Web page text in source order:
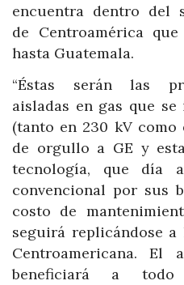
encuentra dentro del
de Centroamérica
hasta Guatemala.
“Éstas serán las
aisladas en gas que
(tanto en 230 kV como
de orgullo a GE y
tecnología, que día
convencional por sus
costo de
seguirá replicándose
Centroamericana. El
beneficiará a